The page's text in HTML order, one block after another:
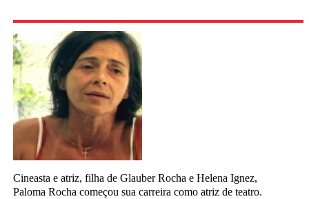
Cineasta e atriz, filha de Glauber Rocha e Helena Ignez,
Paloma Rocha começou sua carreira como atriz de teatro.